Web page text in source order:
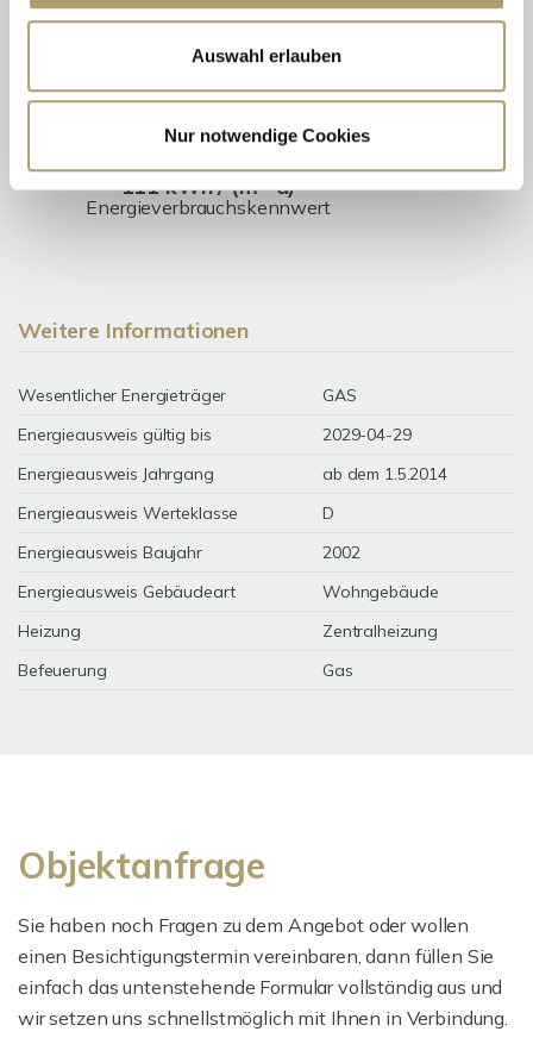
Auswahl erlauben
Nur notwendige Cookies
Energieausweis (Verbrauchsausweis)
111 kWh / (m²*a)
Energieverbrauchskennwert
Weitere Informationen
Wesentlicher Energieträger
GAS
Energieausweis gültig bis
2029-04-29
Energieausweis Jahrgang
ab dem 1.5.2014
Energieausweis Werteklasse
D
Energieausweis Baujahr
2002
Energieausweis Gebäudeart
Wohngebäude
Heizung
Zentralheizung
Befeuerung
Gas
Objektanfrage
Sie haben noch Fragen zu dem Angebot oder wollen
einen Besichtigungstermin vereinbaren, dann füllen Sie
einfach das untenstehende Formular vollständig aus und
wir setzen uns schnellstmöglich mit Ihnen in Verbindung.